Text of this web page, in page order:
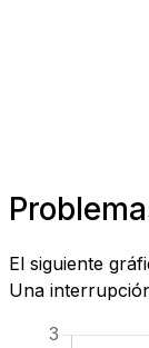
El siguiente
Una